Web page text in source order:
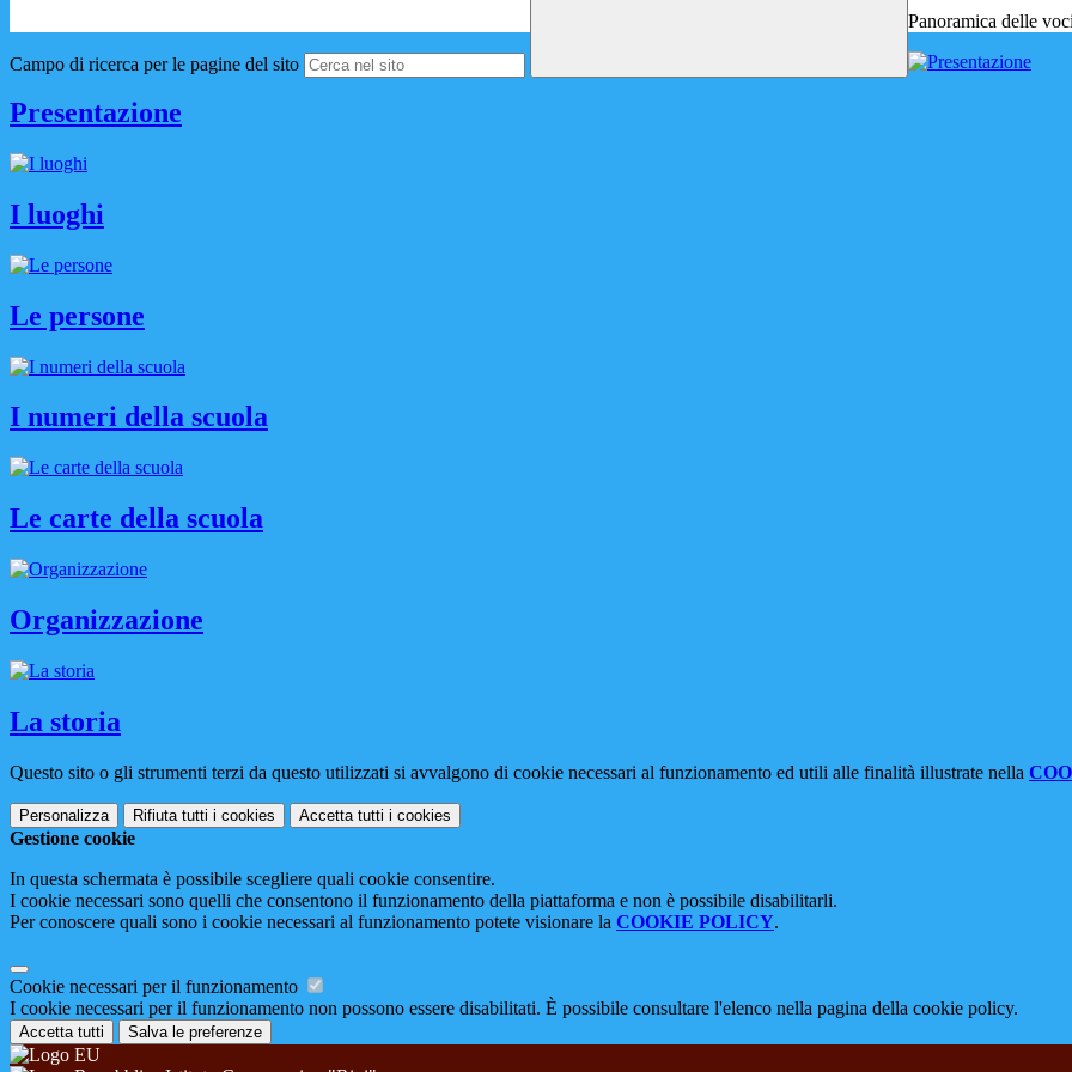
Campo di ricerca per le pagine del sito
Panoramica delle
Presentazione
I luoghi
Le persone
I numeri della scuola
Le carte della scuola
Organizzazione
La storia
Questo sito o gli strumenti terzi da questo utilizzati si avvalgono di cookie necessari al funzionamento ed utili alle finalità illustrate nella
Personalizza Rifiuta tutti i cookies Accetta tutti i cookies
Gestione cookie
In questa schermata è possibile scegliere quali cookie consentire.
I cookie necessari sono quelli che consentono il funzionamento della piattaforma e non è possibile disabilitarli.
Per conoscere quali sono i cookie necessari al funzionamento potete visionare la COOKIE POLICY.
Cookie necessari per il funzionamento
I cookie necessari per il funzionamento non possono essere disabilitati. È possibile consultare l'elenco nella pagina della cookie policy.
Accetta tutti Salva le preferenze